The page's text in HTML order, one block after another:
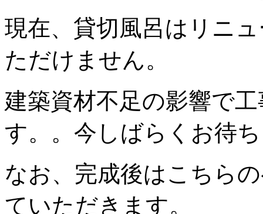
現在、貸切風呂はリニ
ただけません。
建築資材不足の影響で
す。。今しばらくお待
なお、完成後はこちら
ていただきます。